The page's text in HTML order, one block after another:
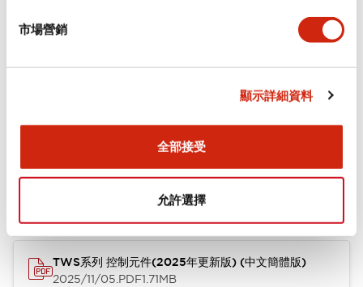
市場營銷
顯示詳細資料
全部接受
允許選擇
文件和檔案
TWS系列 控制元件(2025年更新版) (英文版)
2025/11/04.PDF1.30MB
TWS系列 控制元件(2025年更新版) (中文簡體版)
2025/11/05.PDF1.71MB